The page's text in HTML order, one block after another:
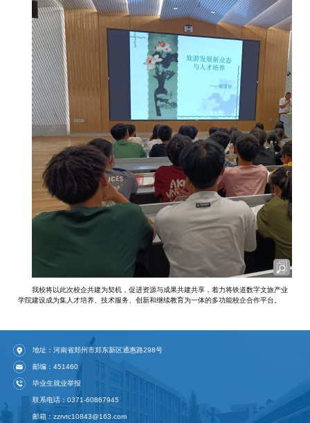
我校将以此次校企共建为契机，促进资源与成果共建共享，着力将铁道数字文旅产业
学院建设成为集人才培养、技术服务、创新和继续教育为一体的多功能校企合作平台。
地址：河南省郑州市郑东新区通惠路298号
邮编：451460
毕业生就业举报
联系电话：0371-60867945
邮箱：zzrvtc10843@163.com